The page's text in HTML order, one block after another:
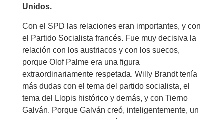
Unidos.
Con el SPD las relaciones eran importantes, y con
el Partido Socialista francés. Fue muy decisiva la
relación con los austriacos y con los suecos,
porque Olof Palme era una figura
extraordinariamente respetada. Willy Brandt tenía
más dudas con el tema del partido socialista, el
tema del Llopis histórico y demás, y con Tierno
Galván. Porque Galván creó, inteligentemente, un